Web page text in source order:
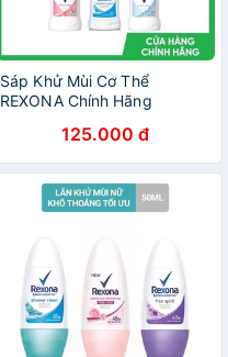
Sáp Khử Mùi Cơ Thể
REXONA Chính Hãng
125.000 đ